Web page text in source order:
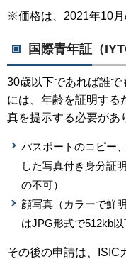
※価格は、2021年10月
国際青年証（
30歳以下であれば誰
には、年齢を証明する
真を提示する必要があ
パスポートのコピー
した写真付き身分証
の不可）
顔写真（カラーで鮮
はJPG形式で512kb以
その後の申請は、ISIC